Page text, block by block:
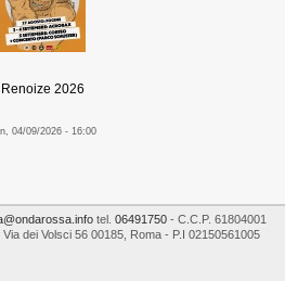
Renoize 2026
04/09/2026 - 16:00
tel. 06491750- C.C.P. 61804001
Via dei Volsci 56 00185 Roma - P.I 02150561005